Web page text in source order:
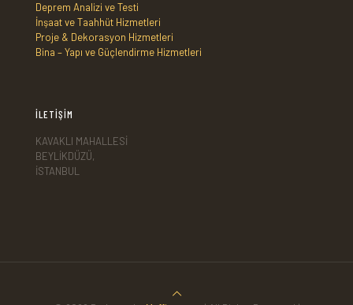
Deprem Analizi ve Testi
İnşaat ve Taahhüt Hizmetleri
Proje & Dekorasyon Hizmetleri
Bina – Yapı ve Güçlendirme Hizmetleri
İLETİŞİM
KAVAKLI MAHALLESİ
BEYLİKDÜZÜ,
İSTANBUL